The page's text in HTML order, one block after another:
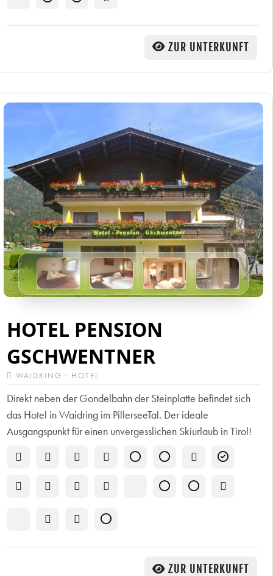
ZUR UNTERKUNFT
HOTEL PENSION
GSCHWENTNER
WAIDRING · HOTEL
Direkt neben der Gondelbahn der Steinplatte befindet sich
das Hotel in Waidring im PillerseeTal. Der ideale
Ausgangspunkt für einen unvergesslichen Skiurlaub in Tirol!
ZUR UNTERKUNFT